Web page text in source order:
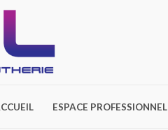
ESPACE PROFESSIONNEL